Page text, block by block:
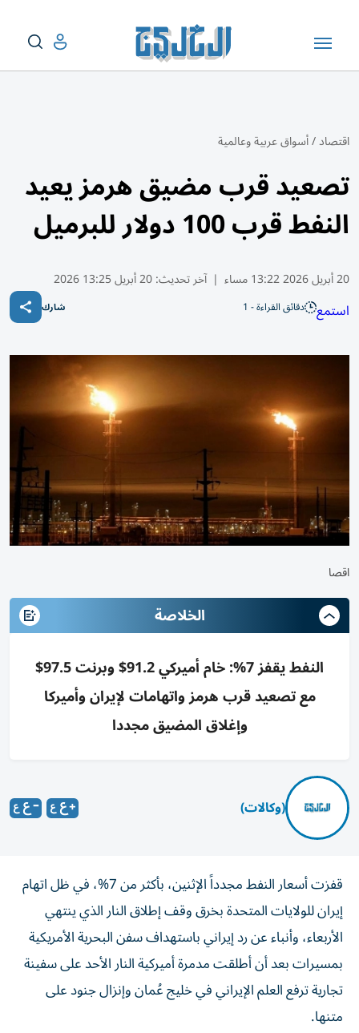
اقتصاد/أسواق عربية وعالمية
تصعيد قرب مضيق هرمز يعيد
النفط قرب 100 دولار للبرميل
20 أبريل 2026 13:22 مساء | آخر تحديث:20 أبريل 13:25 2026
استمع دقائق القراءة - 1 شارك
اقصا
الخلاصة
النفط يقفز 7%: خام أميركي 91.2$ وبرنت 97.5$
مع تصعيد قرب هرمز واتهامات لإيران وأميركا
وإغلاق المضيق مجددا
(وكالات)
قفزت أسعار النفط مجدداً الإثنين، بأكثر من 7%، في ظل اتهام
إيران للولايات المتحدة بخرق وقف إطلاق النار الذي ينتهي
الأربعاء، وأنباء عن رد إيراني باستهداف سفن البحرية الأمريكية
بمسيرات بعد أن أطلقت مدمرة أميركية النار الأحد على سفينة
تجارية ترفع العلم الإيراني في خليج عُمان وإنزال جنود على
متنها.